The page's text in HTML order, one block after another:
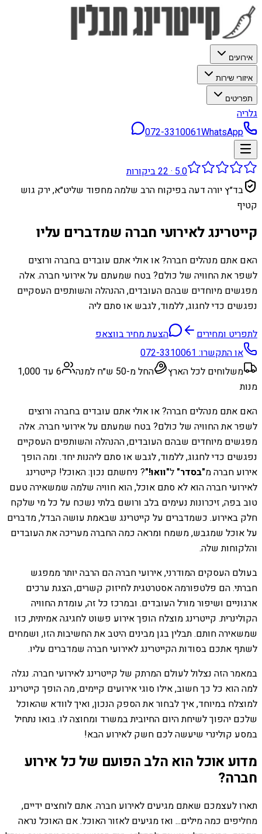
אירועים
איזורי שירות
תפריטים
גלריה
072-3310061WhatsApp
5.0
·
22ביקורות
בד״ץ יורה דעה בפיקוח הרב שלמה מחפוד שליט״א, ירק גוש
קטיף
קייטרינג לאירועי חברה שמדברים עליו
האם אתם מנהלים חברה? או אולי אתם עובדים בחברה ורוצים
לשפר את החוויה של כולם? בטח שמעתם על אירועי חברה. אלה
מפגשים מיוחדים שבהם העובדים, ההנהלה והשותפים העסקיים
נפגשים כדי לחגוג, ללמוד, לגבש או סתם ליה
לתפריט ומחירים
הצעת מחיר בווצאפ
או התקשרו:072-3310061
משלוחים לכל הארץ
החל מ-50 ש״ח למנה
6 עד 1,000
מנות
האם אתם מנהלים חברה? או אולי אתם עובדים בחברה ורוצים
לשפר את החוויה של כולם? בטח שמעתם על אירועי חברה. אלה
מפגשים מיוחדים שבהם העובדים, ההנהלה והשותפים העסקיים
נפגשים כדי לחגוג, ללמוד, לגבש או סתם ליהנות יחד. ומה הופך
אירוע חברה מ"בסדר" ל"וואו!"? ניחשתם נכון: האוכל! קייטרינג
לאירועי חברה הוא לא סתם אוכל, הוא חוויה שלמה שמשאירה טעם
טוב בפה, זיכרונות נעימים בלב ורושם בלתי נשכח על כל מי שלקח
חלק באירוע. כשמדברים על קייטרינג שבאמת עושה הבדל, מדברים
על אוכל שמגבש, משמח ומראה כמה החברה מעריכה את העובדים
והלקוחות שלה.
בעולם העסקים המודרני, אירועי חברה הם הרבה יותר ממפגש
חברתי. הם פלטפורמה אסטרטגית לחיזוק קשרים, הצגת ערכים
ארגוניים ושיפור מורל העובדים. ובמרכז כל זה, עומדת החוויה
הקולינרית. קייטרינג מוצלח הופך אירוע פשוט לחגיגה אמיתית, כזו
שמשאירה חותם. תבלין בגן מבינים היטב את החשיבות הזו, ושמחים
לשתף אתכם בסודות הקייטרינג לאירועי חברה שמדברים עליו.
במאמר הזה נצלול לעולם המרתק של קייטרינג לאירועי חברה. נגלה
למה הוא כל כך חשוב, אילו סוגי אירועים קיימים, מה הופך קייטרינג
למוצלח במיוחד, איך לבחור את הספק הנכון, ואיך לוודא שהאוכל
שלכם יהפוך לשיחת היום החיובית במשרד ומחוצה לו. בואו נתחיל
במסע קולינרי שיעשה לכם חשק לאירוע הבא!
מדוע אוכל הוא הלב הפועם של כל אירוע
חברה?
תארו לעצמכם שאתם מגיעים לאירוע חברה. אתם לוחצים ידיים,
מחליפים כמה מילים... ואז מגיעים לאזור האוכל. אם האוכל נראה